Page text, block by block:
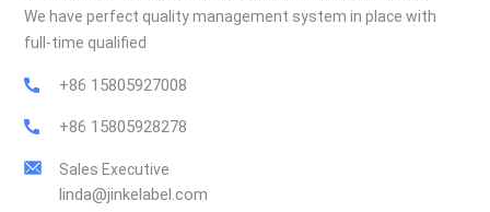
We have perfect quality management system in place with
full-time qualified
+86 15805927008
+86 15805928278
Sales Executive
linda@jinkelabel.com